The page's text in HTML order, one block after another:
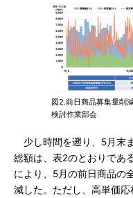
図2.前日商品募集量削
検討作業部会
少し時間を遡り、5月末
総額は、表2のとおりであ
により、5月の前日商品の
減した。ただし、高単価